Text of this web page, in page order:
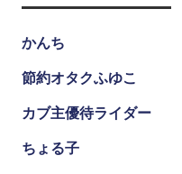
かんち
節約オタクふゆこ
カブ主優待ライダー
ちょる子